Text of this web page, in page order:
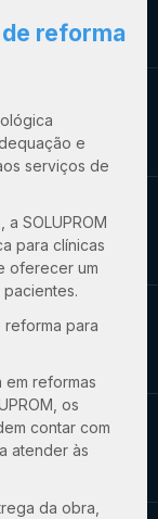
reforma
e
serviços de
SOLUPROM
para clínicas
oferecer um
para
reformas
os
contar com
atender às
da obra,